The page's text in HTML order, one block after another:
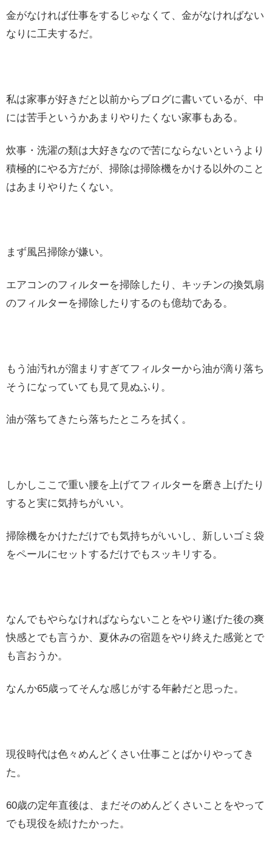
金がなければ仕事をするじゃなくて、金がなければない
なりに工夫するだ。
私は家事が好きだと以前からブログに書いているが、中
には苦手というかあまりやりたくない家事もある。
炊事・洗濯の類は大好きなので苦にならないというより
積極的にやる方だが、掃除は掃除機をかける以外のこと
はあまりやりたくない。
まず風呂掃除が嫌い。
エアコンのフィルターを掃除したり、キッチンの換気扇
のフィルターを掃除したりするのも億劫である。
もう油汚れが溜まりすぎてフィルターから油が滴り落ち
そうになっていても見て見ぬふり。
油が落ちてきたら落ちたところを拭く。
しかしここで重い腰を上げてフィルターを磨き上げたり
すると実に気持ちがいい。
掃除機をかけただけでも気持ちがいいし、新しいゴミ袋
をペールにセットするだけでもスッキリする。
なんでもやらなければならないことをやり遂げた後の爽
快感とでも言うか、夏休みの宿題をやり終えた感覚とで
も言おうか。
なんか65歳ってそんな感じがする年齢だと思った。
現役時代は色々めんどくさい仕事ことばかりやってき
た。
60歳の定年直後は、まだそのめんどくさいことをやって
でも現役を続けたかった。